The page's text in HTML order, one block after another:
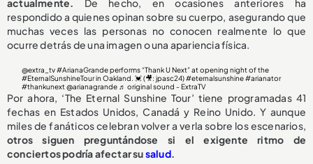
actualmente. De hecho, en ocasiones anteriores ha
respondido a quienes opinan sobre su cuerpo, asegurando que
muchas veces las personas no conocen realmente lo que
ocurre detrás de una imagen o una apariencia física.
@extra_tv #ArianaGrandeperforms “Thank U Next” at opening night of the
#EternalSunshineTourin Oakland. 💓 (🎥: jpasc24)#eternalsunshine #arianator
#thankunext@arianagrande ♬ original sound - ExtraTV
Por ahora, ‘The Eternal Sunshine Tour’ tiene programadas 41
fechas en Estados Unidos, Canadá y Reino Unido. Y aunque
miles de fanáticos celebran volver a verla sobre los escenarios,
otros siguen preguntándose si el exigente ritmo de
conciertos podría afectar susalud.